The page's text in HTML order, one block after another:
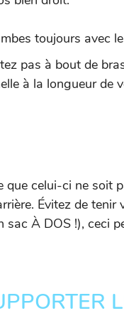
toujours avec
pas à bout de
à la longueur de
celui-ci ne soit
Évitez de tenir
sac À DOS !), ceci